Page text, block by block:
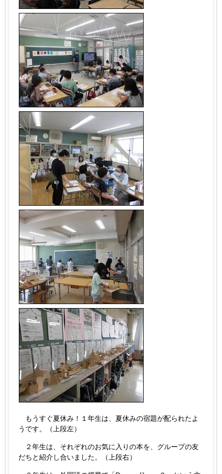
もうすぐ夏休み！１年生は、夏休みの宿題が配られたよ
うです。（上段左）
２年生は、それぞれのお気に入りの本を、グループの友
だちと紹介し合いました。（上段右）